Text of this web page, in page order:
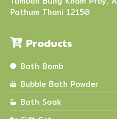
Pathum Thani 12150
Products
Bath Bomb
Bubble Bath Powder
Bath Soak